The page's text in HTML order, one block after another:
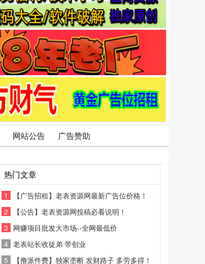
网站公告 广告赞助
热门文章
1
【广告招租】老表资源网最新广告位价格！
2
【公告】老表资源网投稿必看说明！
3 网赚项目批发大市场--全网最低价
4 老表站长收徒弟 带创业
5
【撸派件费】独家垄断 发财路子 多劳多得！